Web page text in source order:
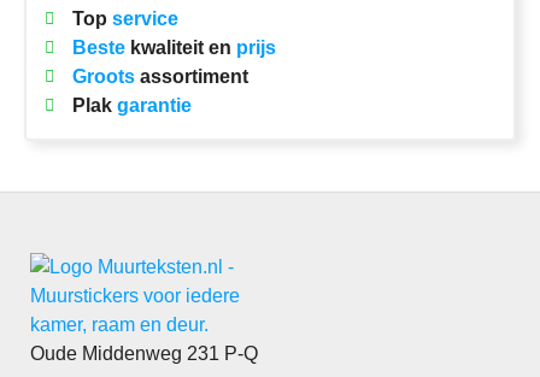
Top service
Bestekwaliteit en prijs
Grootsassortiment
Plak garantie
Oude Middenweg 231 P-Q